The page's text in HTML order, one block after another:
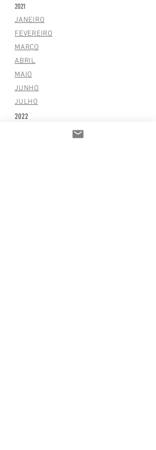
2021
JANEIRO
FEVEREIRO
MARÇO
ABRIL
MAIO
JUNHO
JULHO
2022
BALANÇO PATRIMONIAL